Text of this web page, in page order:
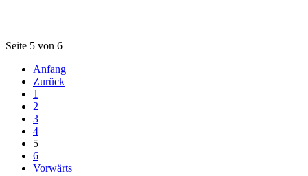
Seite 5 von 6
Anfang
Zurück
1
2
3
4
5
6
Vorwärts